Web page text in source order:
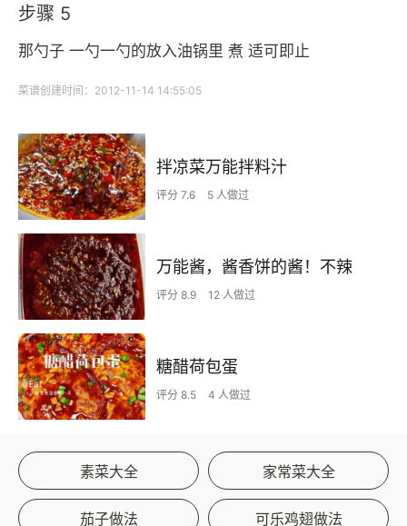
步骤 5
那勺子 一勺一勺的放入油锅里 煮 适可即止
菜谱创建时间：2012-11-14 14:55:05
拌凉菜万能拌料汁
评分 7.6 5 人做过
万能酱，酱香饼的酱！不辣
评分 8.9 12 人做过
糖醋荷包蛋
评分 8.5 4 人做过
素菜大全 家常菜大全
茄子做法 可乐鸡翅做法